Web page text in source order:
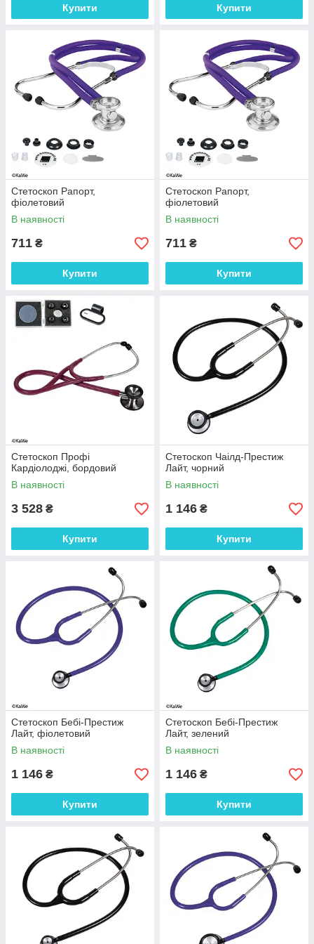
Купити Купити
Стетоскоп Рапорт,
фіолетовий
В наявності
711 ₴
Купити
Стетоскоп Рапорт,
фіолетовий
В наявності
711 ₴
Купити
Стетоскоп Профі
Кардіолоджі, бордовий
В наявності
3 528 ₴
Купити
Стетоскоп Чаілд-Престиж
Лайт, чорний
В наявності
1 146 ₴
Купити
Стетоскоп Бебі-Престиж
Лайт, фіолетовий
В наявності
1 146 ₴
Купити
Стетоскоп Бебі-Престиж
Лайт, зелений
В наявності
1 146 ₴
Купити